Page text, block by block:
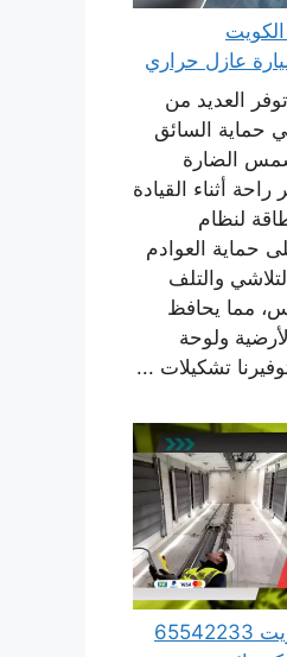
العديد من
حماية السائق
الضارة
راحة أثناء القيادة
لنظام
حماية العوادم
والتلف
مما يحافظ
ولوحة
تشكيلات ...
صيانة مصاعد في الكويت 65542233